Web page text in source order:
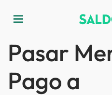
menu
Pasar
Pago a